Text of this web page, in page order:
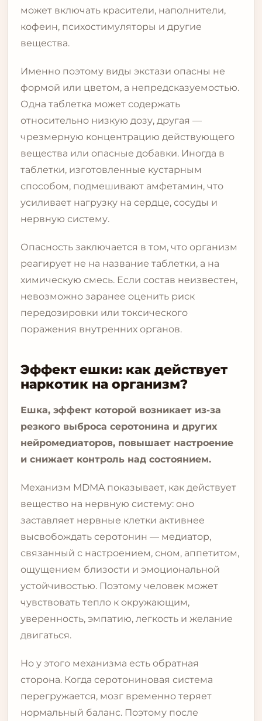
может включать красители, наполнители,
кофеин, психостимуляторы и другие
вещества.
Именно поэтому виды экстази опасны не
формой или цветом, а непредсказуемостью.
Одна таблетка может содержать
относительно низкую дозу, другая —
чрезмерную концентрацию действующего
вещества или опасные добавки. Иногда в
таблетки, изготовленные кустарным
способом, подмешивают амфетамин, что
усиливает нагрузку на сердце, сосуды и
нервную систему.
Опасность заключается в том, что организм
реагирует не на название таблетки, а на
химическую смесь. Если состав неизвестен,
невозможно заранее оценить риск
передозировки или токсического
поражения внутренних органов.
Эффект ешки: как действует
наркотик на организм?
Ешка, эффект которой возникает из-за
резкого выброса серотонина и других
нейромедиаторов, повышает настроение
и снижает контроль над состоянием.
Механизм MDMA показывает, как действует
вещество на нервную систему: оно
заставляет нервные клетки активнее
высвобождать серотонин — медиатор,
связанный с настроением, сном, аппетитом,
ощущением близости и эмоциональной
устойчивостью. Поэтому человек может
чувствовать тепло к окружающим,
уверенность, эмпатию, легкость и желание
двигаться.
Но у этого механизма есть обратная
сторона. Когда серотониновая система
перегружается, мозг временно теряет
нормальный баланс. Поэтому после